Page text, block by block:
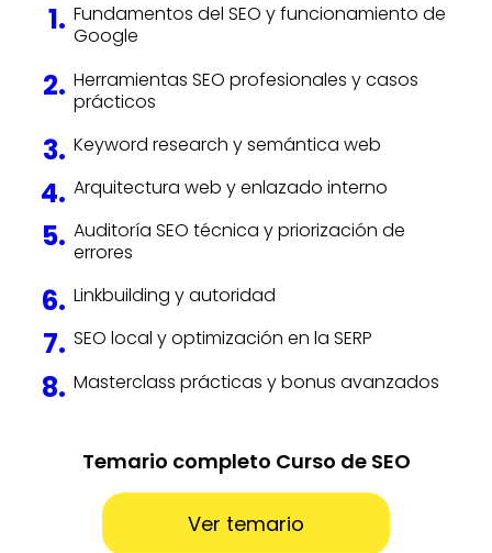
Fundamentos del SEO y funcionamiento de
Google
Herramientas SEO profesionales y casos
prácticos
Keyword research y semántica web
Arquitectura web y enlazado interno
Auditoría SEO técnica y priorización de
errores
Linkbuilding y autoridad
SEO local y optimización en la SERP
Masterclass prácticas y bonus avanzados
Temario completo Curso de SEO
Ver temario